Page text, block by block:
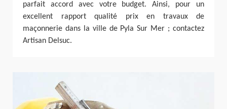
parfait accord avec votre budget. Ainsi, pour un
excellent rapport qualité prix en travaux de
maçonnerie dans la ville de Pyla Sur Mer ; contactez
Artisan Delsuc.